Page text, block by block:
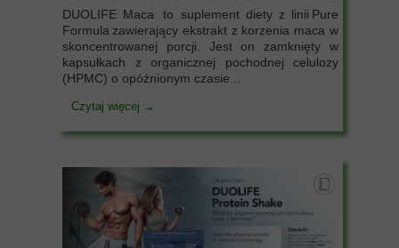
DUOLIFE Maca to suplement diety z linii Pure
Formula zawierający ekstrakt z korzenia maca w
skoncentrowanej porcji. Jest on zamknięty w
kapsułkach z organicznej pochodnej celulozy
(HPMC) o opóźnionym czasie...
Czytaj więcej →